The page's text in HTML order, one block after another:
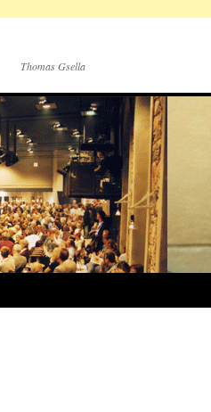
Thomas Gsella